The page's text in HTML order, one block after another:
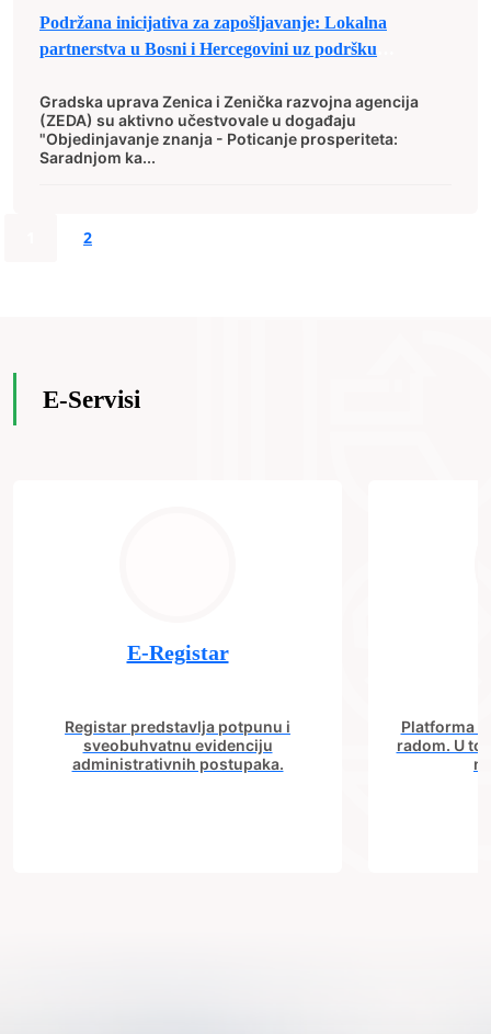
Podržana inicijativa za zapošljavanje: Lokalna
partnerstva u Bosni i Hercegovini uz podršku
Gradska uprava Zenica i Zenička razvojna agencija
(ZEDA) su aktivno učestvovale u događaju
"Objedinjavanje znanja - Poticanje prosperiteta:
Saradnjom ka...
2
E-Servisi
E-Registar
Registar predstavlja potpunu i
sveobuhvatnu evidenciju
administrativnih postupaka.
Platforma
radom. U